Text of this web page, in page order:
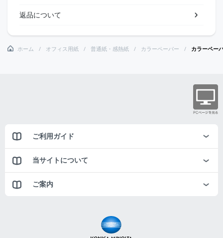
返品について
ホーム オフィス用紙 普通紙・感熱紙 カラーペーパー カラーペー
ご利用ガイド
当サイトについて
ご案内